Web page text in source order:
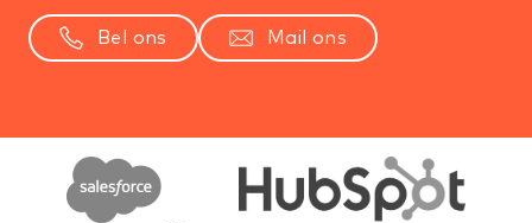
Bel ons Mail ons